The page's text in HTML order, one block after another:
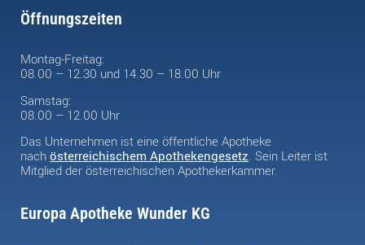
Öffnungszeiten
Montag-Freitag:
08.00 – 12.30 und 14.30 – 18.00 Uhr
Samstag:
08.00 – 12.00 Uhr
Das Unternehmen ist eine öffentliche Apotheke
nach österreichischem Apothekengesetz. Sein Leiter ist
Mitglied der österreichischen Apothekerkammer.
Europa Apotheke Wunder KG